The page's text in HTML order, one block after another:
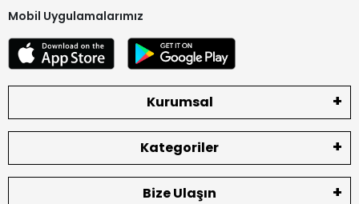
Mobil Uygulamalarımız
Kurumsal
Kategoriler
Bize Ulaşın